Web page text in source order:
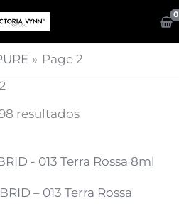
Page 2
resultados
– 013 Terra Rossa